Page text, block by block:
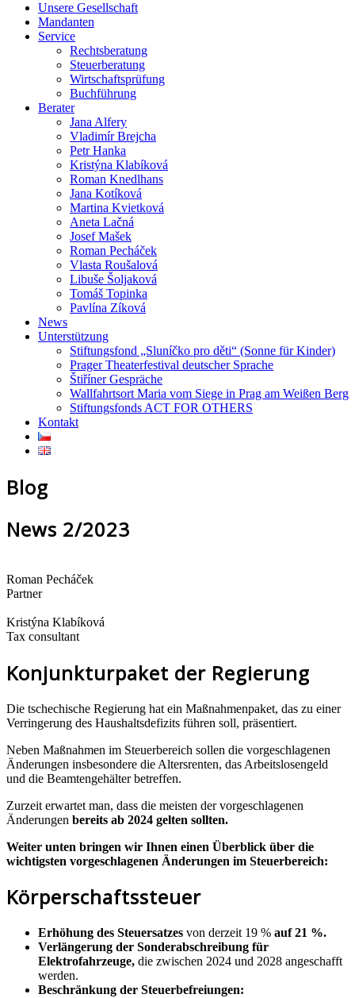
Unsere Gesellschaft
Mandanten
Service
Rechtsberatung
Steuerberatung
Wirtschaftsprüfung
Buchführung
Berater
Jana Alfery
Vladimír Brejcha
Petr Hanka
Kristýna Klabíková
Roman Knedlhans
Jana Kotíková
Martina Kvietková
Aneta Lačná
Josef Mašek
Roman Pecháček
Vlasta Roušalová
Libuše Šoljaková
Tomáš Topinka
Pavlína Zíková
News
Unterstützung
Stiftungsfond „Sluníčko pro děti“ (Sonne für Kinder)
Prager Theaterfestival deutscher Sprache
Štiříner Gespräche
Wallfahrtsort Maria vom Siege in Prag am Weißen Berg
Stiftungsfonds ACT FOR OTHERS
Kontakt
Blog
News 2/2023
Roman Pecháček
Partner
Kristýna Klabíková
Tax consultant
Konjunkturpaket der Regierung
Die tschechische Regierung hat ein Maßnahmenpaket, das zu einer
Verringerung des Haushaltsdefizits führen soll, präsentiert.
Neben Maßnahmen im Steuerbereich sollen die vorgeschlagenen
Änderungen insbesondere die Altersrenten, das Arbeitslosengeld
und die Beamtengehälter betreffen.
Zurzeit erwartet man, dass die meisten der vorgeschlagenen
Änderungen bereits ab 2024 gelten sollten.
Weiter unten bringen wir Ihnen einen Überblick über die
wichtigsten vorgeschlagenen Änderungen im Steuerbereich:
Körperschaftssteuer
Erhöhung des Steuersatzes von derzeit 19 % auf 21 %.
Verlängerung der Sonderabschreibung für
Elektrofahrzeuge, die zwischen 2024 und 2028 angeschafft
werden.
Beschränkung der Steuerbefreiungen: